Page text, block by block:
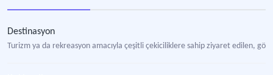
Destinasyon
Turizm ya da rekreasyon amacıyla çeşitli çekiciliklere sahip ziyaret edilen,